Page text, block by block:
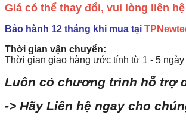
Giá có thể thay đổi, vui lòng liên
Bảo hành 12 tháng khi mua tại
Thời gian vận chuyển:
Thời gian giao hàng ước tính từ 1 - 5 ngày
Luôn có chương trình hỗ trợ
-> Hãy Liên hệ ngay cho